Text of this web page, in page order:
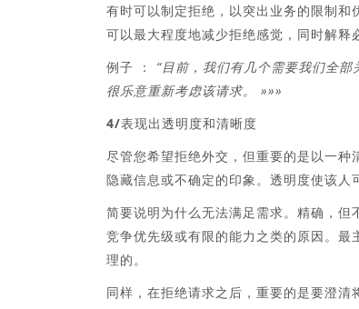
有时可以制定拒绝，以突出业务的限制
可以最大程度地减少拒绝感觉，同时解释
例子 ： “目前，我们有几个需要我们全
很乐意重新考虑该请求。 »»»
4/表现出透明度和清晰度
尽管您希望拒绝外交，但重要的是以一
隐藏信息或不确定的印象。透明度使该人
简要说明为什么无法满足需求。精确，但
竞争优先级或有限的能力之类的原因。
理的。
同样，在拒绝请求之后，重要的是要澄清